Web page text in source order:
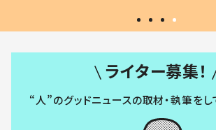
ライター募集！
“人”のグッドニュースの取材・執筆をし